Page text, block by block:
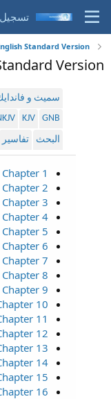
Standard Version
Version
سميث و
GNB
KJV
البحث
تفاسير
Chapter 1
Chapter 2
Chapter 3
Chapter 4
Chapter 5
Chapter 6
Chapter 7
Chapter 8
Chapter 9
10
11
12
13
14
15
16